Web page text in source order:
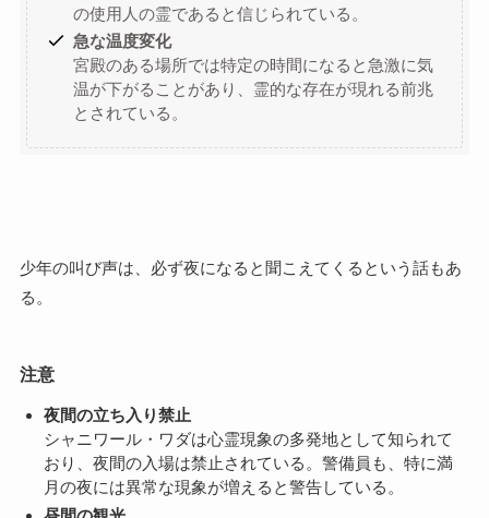
の使用人の霊であると信じられている。
急な温度変化
宮殿のある場所では特定の時間になると急激に気
温が下がることがあり、霊的な存在が現れる前兆
とされている。
少年の叫び声は、必ず夜になると聞こえてくるという話もあ
る。
注意
夜間の立ち入り禁止
シャニワール・ワダは心霊現象の多発地として知られて
おり、夜間の入場は禁止されている。警備員も、特に満
月の夜には異常な現象が増えると警告している。